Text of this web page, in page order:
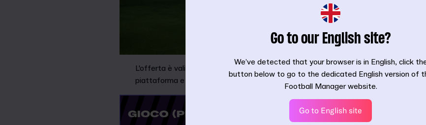
L'offerta è valida fino alle 18:00 BST di lunedì 22 maggio. Gli orari e gli sconti esatti
piattaforma e al territorio. Tutti i dettagli nella tabella in basso.
Go to our English site?
We’ve detected that your browser is in English, click
button below to go to the dedicated English version of
Football Manager website.
Go to English site